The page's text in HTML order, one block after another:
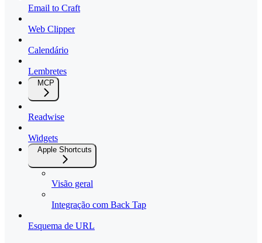
Email to Craft
Web Clipper
Calendário
Lembretes
MCP
Readwise
Widgets
Apple Shortcuts
Visão geral
Integração com Back Tap
Esquema de URL